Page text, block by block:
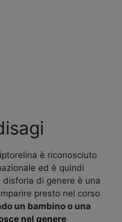
è riconosciuto
ed è quindi
di genere è una
presto nel corso
un bambino o una
nel genere